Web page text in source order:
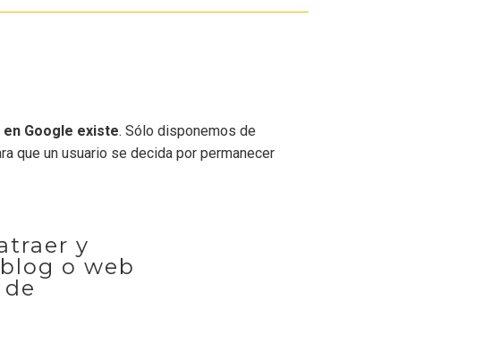
Google existe. Sólo disponemos de
que un usuario se decida por permanecer
y
o web